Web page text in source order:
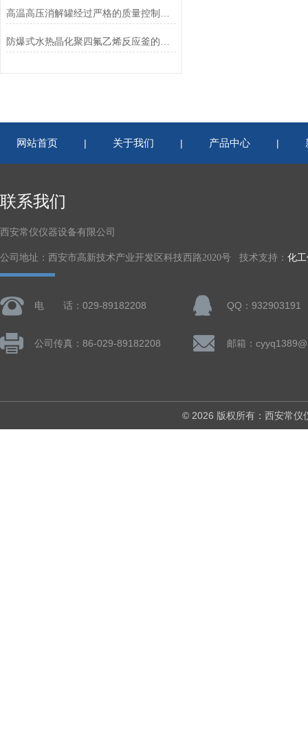
网站首页 | 关于我们 | 产品中心 |
联系我们
西安常仪仪器设备有限公司
公司地址：西安市高新技术产业开发区科技西路2020号 技术支持： 化
电 话：029-89182208 QQ：932903191
公司传真：86-029-89182208 邮箱：
© 2026 版权所有：西安常